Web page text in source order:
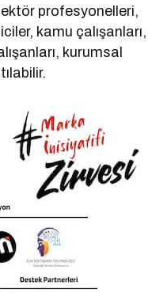
profesyonelleri,
kamu çalışanları,
kurumsal